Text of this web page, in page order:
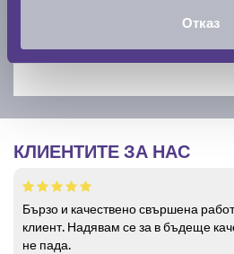
Отказ
КЛИЕНТИТЕ ЗА НАС
Бързо и качествено свършена
клиент. Надявам се за в бъдеще
не пада.